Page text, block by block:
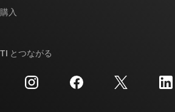
投資家向け情報
クロスリファレンス検索
カスタマー・サポート・センター
購入
TI とつながる